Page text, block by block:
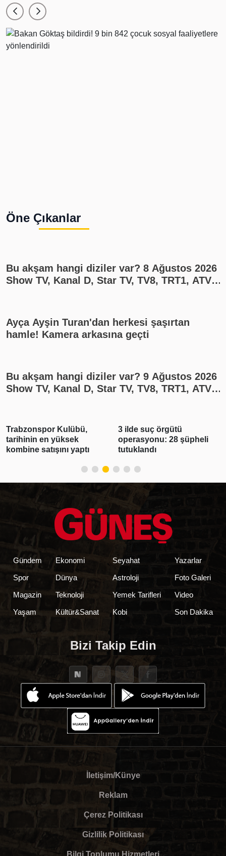
Öne Çıkanlar
Bu akşam hangi diziler var? 8 Ağustos 2026
Show TV, Kanal D, Star TV, TV8, TRT1, ATV
Ayça Ayşin Turan'dan herkesi şaşırtan
hamle! Kamera arkasına geçti
Bu akşam hangi diziler var? 9 Ağustos 2026
Show TV, Kanal D, Star TV, TV8, TRT1, ATV
Trabzonspor Kulübü,
tarihinin en yüksek
kombine satışını yaptı
3 ilde suç örgütü
operasyonu: 28 şüpheli
tutuklandı
Gündem
Spor
Magazin
Yaşam
Ekonomi
Dünya
Teknoloji
Kültür&Sanat
Seyahat
Astroloji
Yemek Tarifleri
Kobi
Yazarlar
Foto Galeri
Video
Son Dakika
Bizi Takip Edin
İletişim/Künye
Reklam
Çerez Politikası
Gizlilik Politikası
Bilgi Toplumu Hizmetleri